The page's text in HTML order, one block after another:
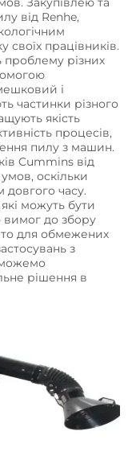
від Renhe,
своїх працівників.
проблему різних
і
частинки різного
якість
процесів,
пилу з машин.
Cummins від
оскільки
часу.
можуть бути
вимог до збору
для обмежених
з
рішення в